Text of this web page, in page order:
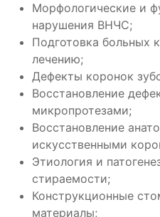
Морфологические и
нарушения ВНЧС;
Подготовка больных
лечению;
Дефекты коронок
Восстановление
микропротезами;
Восстановление
искусственными
Этиология и
стираемости;
Конструкционные
материалы;